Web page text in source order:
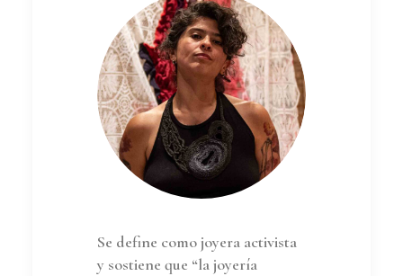
Se define como joyera activista
y sostiene que “la joyería